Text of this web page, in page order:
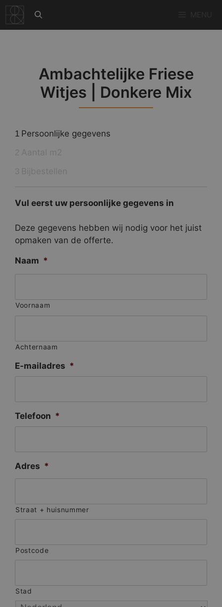
naar
de
Ambachtelijke Friese
Witjes | Donkere Mix
1 Persoonlijke gegevens
Vul eerst uw persoonlijke gegevens in
Deze gegevens hebben wij nodig voor het juist
opmaken van de offerte.
Naam *
Voornaam
Achternaam
E-mailadres *
Telefoon *
Adres *
Straat + huisnummer
Postcode
Stad